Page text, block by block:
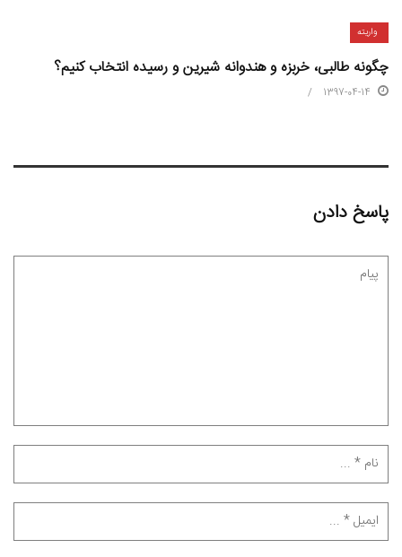
واریته
چگونه طالبی، خربزه و هندوانه شیرین و رسیده انتخاب کنیم؟
1397-04-14
پاسخ دادن